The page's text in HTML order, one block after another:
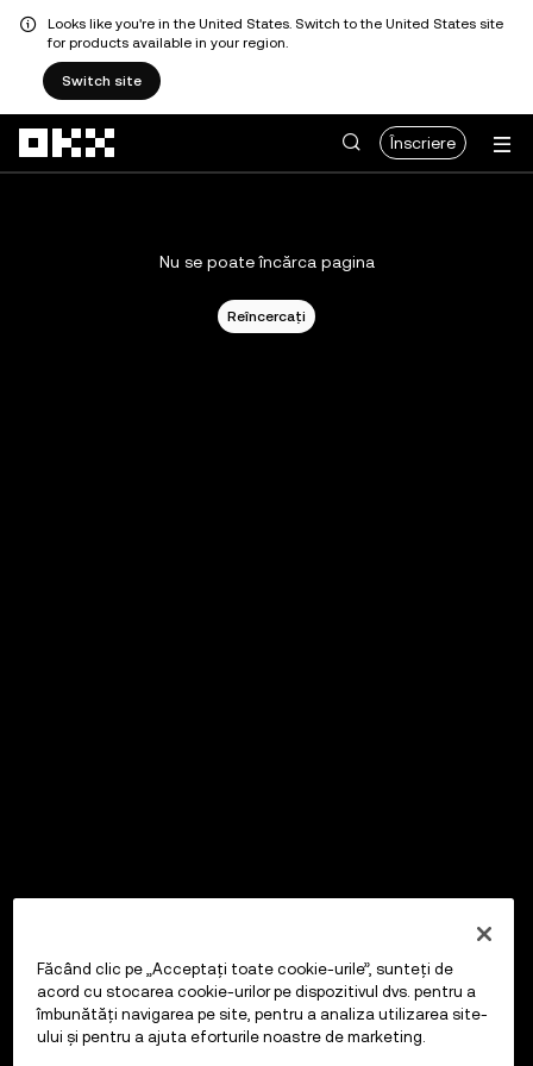
Looks like you're in the United States. Switch to the United States site
for products available in your region.
Switch site
Înscriere
Nu se poate încărca pagina
Reîncercați
Făcând clic pe „Acceptați toate cookie-urile”, sunteți de
acord cu stocarea cookie-urilor pe dispozitivul dvs. pentru a
îmbunătăți navigarea pe site, pentru a analiza utilizarea site-
ului și pentru a ajuta eforturile noastre de marketing.